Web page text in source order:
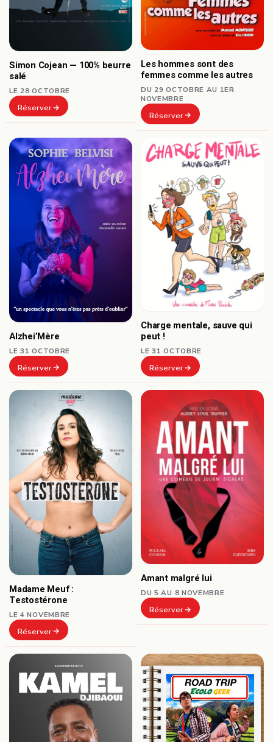
Simon Cojean — 100% beurre
salé
LE 28 OCTOBRE
Réserver
Les hommes sont des
femmes comme les autres
DU 29 OCTOBRE AU 1ER
NOVEMBRE
Réserver
Alzhei’Mère
LE 31 OCTOBRE
Réserver
Charge mentale, sauve qui
peut !
LE 31 OCTOBRE
Réserver
Madame Meuf :
Testostérone
LE 4 NOVEMBRE
Réserver
Amant malgré lui
DU 5 AU 8 NOVEMBRE
Réserver